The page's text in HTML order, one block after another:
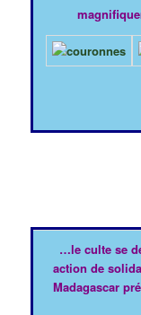
…le culte se
action de
Madagascar